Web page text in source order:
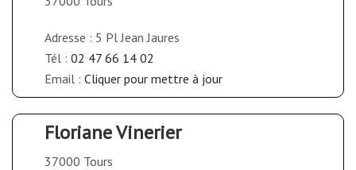
Adresse : 5 Pl Jean Jaures
Tél : 02 47 66 14 02
Email : Cliquer pour mettre à jour
Floriane Vinerier
37000 Tours